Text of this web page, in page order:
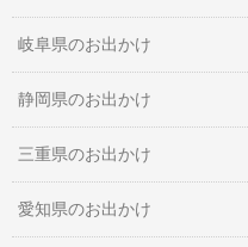
岐阜県のお出かけ
静岡県のお出かけ
三重県のお出かけ
愛知県のお出かけ